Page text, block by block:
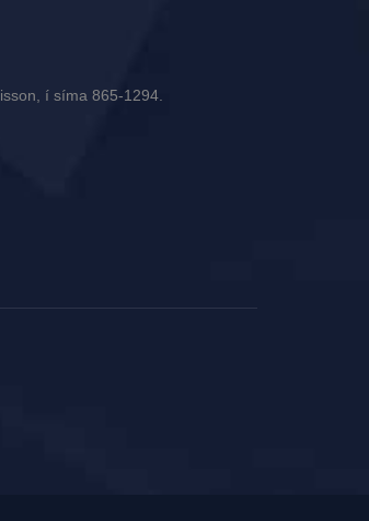
í síma 865-1294.